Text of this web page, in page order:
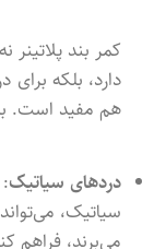
کمر بند
دارد، بلکه
هم مفید است.
دردهای سیاتیک:
سیاتیک،
می‌برند، فراهم